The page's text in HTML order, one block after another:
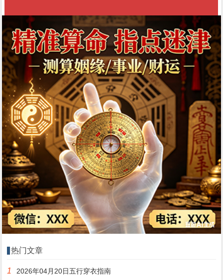
热门文章
1 2026年04月20日五行穿衣指南